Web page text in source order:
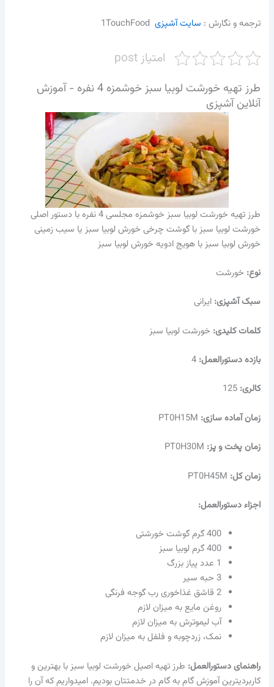
ترجمه و نگارش :‌ سایت آشپزی 1TouchFood​
امتیاز post
طرز تهیه خورشت لوبیا سبز خوشمزه 4 نفره - آموزش
آنلاین آشپزی
طرز تهیه خورشت لوبیا سبز خوشمزه مجلسی 4 نفره با دستور اصلی
خورشت لوبیا سبز با گوشت چرخی خورش لوبیا سبز یا سیب زمینی
خورش لوبیا سبز با هویج ادویه خورش لوبیا سبز
نوع: خورشت
سبک آشپزی:ایرانی
کلمات کلیدی: خورشت لوبیا سبز
بازده دستورالعمل:4
کالری:125
زمان آماده سازی: PT0H15M
زمان پخت و پز: PT0H30M
زمان کل: PT0H45M
اجزاء دستورالعمل:
400 گرم گوشت خورشتی
400 گرم لوبیا سبز
1 عدد پیاز بزرگ
3 حبه سیر
2 قاشق غذاخوری رب گوجه فرنگی
روغن مایع به میزان لازم
آب لیموترش به میزان لازم
نمک، زردچوبه و فلفل به میزان لازم
راهنمای دستورالعمل: طرز تهیه اصیل خورشت لوبیا سبز با بهترین و
کاربردیترین آموزش گام به گام در خدمتتان بودیم. امیدواریم که آن را